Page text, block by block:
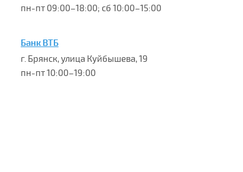
пн-пт 09:00–18:00; сб 10:00–15:00
Банк ВТБ
г. Брянск, улица Куйбышева, 19
пн-пт 10:00–19:00